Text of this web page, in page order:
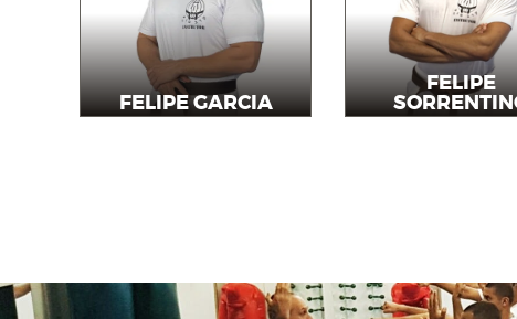
FELIPE GARCIA
Instrutor
FELIPE
Instrutor